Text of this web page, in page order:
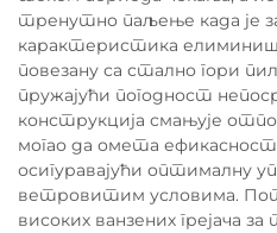
тренутно паљење када је
карактеристика
повезану са стално гори
пружајући погодност
конструкција смањује
могао да омета ефикасност
осигуравајући оптималну
ветровитим условима.
високих ванзених грејача